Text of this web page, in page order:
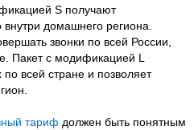
S получают
домашнего региона.
звонки по всей России,
Пакет с модификацией L
всей стране и позволяет
тариф должен быть понятным